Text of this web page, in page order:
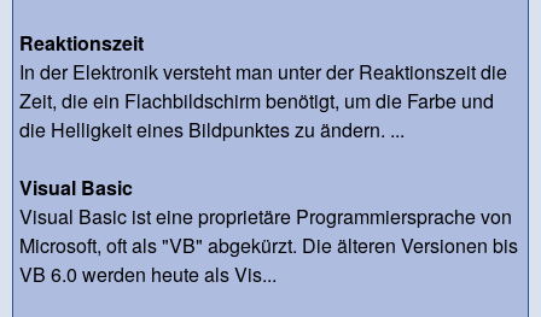
Reaktionszeit
In der Elektronik versteht man unter der Reaktionszeit die
Zeit, die ein Flachbildschirm benötigt, um die Farbe und
die Helligkeit eines Bildpunktes zu ändern. ...
Visual Basic
Visual Basic ist eine proprietäre Programmiersprache von
Microsoft, oft als "VB" abgekürzt. Die älteren Versionen bis
VB 6.0 werden heute als Vis...